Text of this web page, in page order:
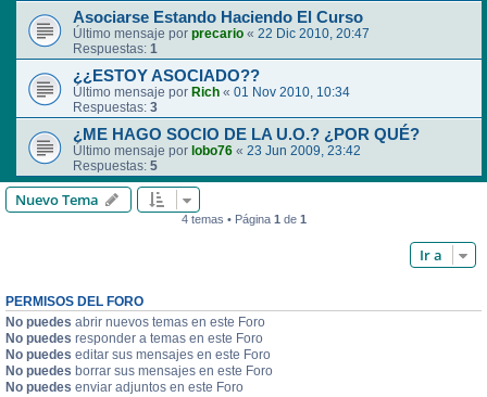
Asociarse Estando Haciendo El Curso
Último mensaje por precario « 22 Dic 2010, 20:47
Respuestas: 1
¿¿ESTOY ASOCIADO??
Último mensaje por Rich « 01 Nov 2010, 10:34
Respuestas: 3
¿ME HAGO SOCIO DE LA U.O.? ¿POR QUÉ?
Último mensaje por lobo76 « 23 Jun 2009, 23:42
Respuestas: 5
Nuevo Tema
4 temas • Página 1de 1
Ir a
PERMISOS DEL FORO
No puedes abrir nuevos temas en este Foro
No puedes responder a temas en este Foro
No puedes editar sus mensajes en este Foro
No puedes borrar sus mensajes en este Foro
No puedes enviar adjuntos en este Foro